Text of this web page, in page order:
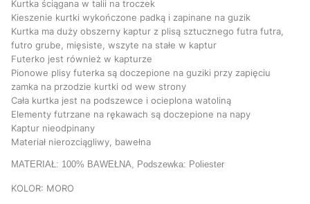
Kurtka ściągana w talii na troczek
Kieszenie kurtki wykończone padką i zapinane na guzik
Kurtka ma duży obszerny kaptur z plisą sztucznego futra futra,
futro grube, mięsiste, wszyte na stałe w kaptur
Futerko jest również w kapturze
Pionowe plisy futerka są doczepione na guziki przy zapięciu
zamka na przodzie kurtki od wew strony
Cała kurtka jest na podszewce i ocieplona watoliną
Elementy futrzane na rękawach są doczepione na napy
Kaptur nieodpinany
Materiał nierozciągliwy, bawełna
MATERIAŁ: 100% BAWEŁNA, Podszewka: Poliester
KOLOR: MORO